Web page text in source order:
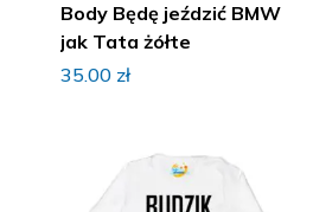
Body Będę jeździć BMW
jak Tata żółte
35.00 zł